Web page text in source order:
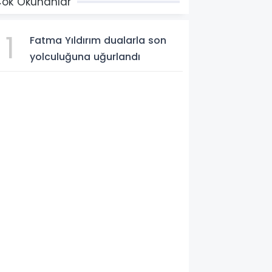
1
Fatma Yıldırım dualarla son
yolculuğuna uğurlandı